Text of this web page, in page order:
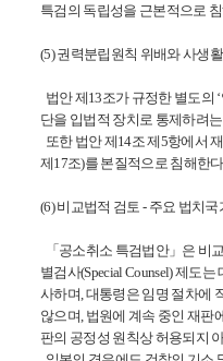
특검의 독립성을 근본적으로
(5) 권력분립원칙 위배와 사생
법안 제13조가 규정한 별도의
단을 입법적 장치로 통제하려
또한 법안 제14조 제5항에서
제17조)를 본질적으로 침해한
(6) 비교법적 검토 - 주요 법치
「공소취소 특검법안」은 비
별검사(Special Counsel) 제도
사하며, 대통령은 임명 절차에
않으며, 법원에 계속 중인 재판
판의 공정성 원칙상 허용되지